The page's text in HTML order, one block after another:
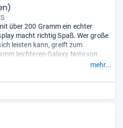
über 200 Gramm ein echter
macht richtig Spaß. Wer große
leisten kann, greift zum
leichteren Galaxy Note von
allen anderen sei das SPX-5
mehr...